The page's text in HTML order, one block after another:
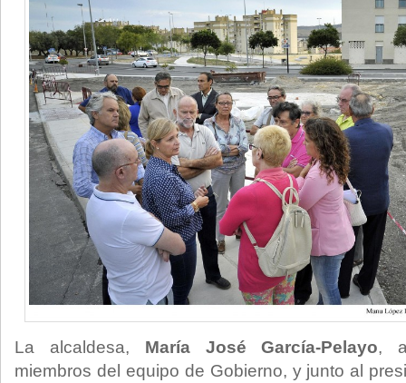
La alcaldesa, María José García-Pelayo,
miembros del equipo de Gobierno, y junto al